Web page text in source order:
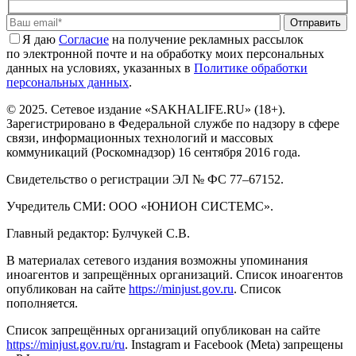
Отправить
Я даю Cогласие на получение рекламных рассылок
по электронной почте и на обработку моих персональных
данных на условиях, указанных в Политике обработки
персональных данных.
© 2025. Сетевое издание «SAKHALIFE.RU» (18+).
Зарегистрировано в Федеральной службе по надзору в сфере
связи, информационных технологий и массовых
коммуникаций (Роскомнадзор) 16 сентября 2016 года.
Свидетельство о регистрации ЭЛ № ФС 77–67152.
Учредитель СМИ: ООО «ЮНИОН СИСТЕМС».
Главный редактор: Булчукей С.В.
В материалах сетевого издания возможны упоминания
иноагентов и запрещённых организаций. Список иноагентов
опубликован на сайте https://minjust.gov.ru. Список
пополняется.
Список запрещённых организаций опубликован на сайте
https://minjust.gov.ru/ru. Instagram и Facebook (Metа) запрещены